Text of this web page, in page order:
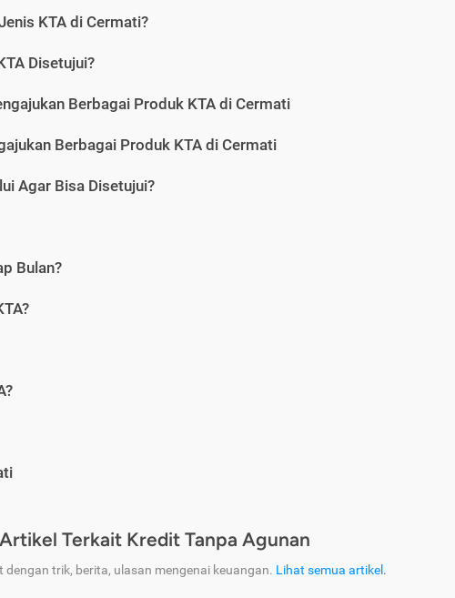
KTA di Cermati?
Disetujui?
Berbagai Produk KTA di Cermati
Berbagai Produk KTA di Cermati
Agar Bisa Disetujui?
Bulan?
Artikel Terkait Kredit Tanpa Agunan
dengan trik, berita, ulasan mengenai keuangan. Lihat semua artikel .